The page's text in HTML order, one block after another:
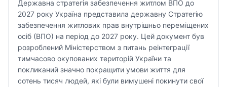
Державна стратегія забезпечення житлом ВПО до
2027 року Україна представила державну Стратегію
забезпечення житлових прав внутрішньо переміщених
осіб (ВПО) на період до 2027 року. Цей документ був
розроблений Міністерством з питань реінтеграції
тимчасово окупованих територій України та
покликаний значно покращити умови життя для
сотень тисяч людей, які були вимушені покинути свої